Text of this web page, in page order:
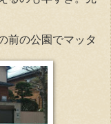
前の公園でマッタ